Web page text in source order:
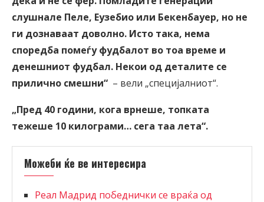
слушнале Пеле, Еузебио или Бекенбауер, но не
ги дознаваат доволно. Исто така, нема
споредба помеѓу фудбалот во тоа време и
денешниот фудбал. Некои од деталите се
прилично смешни“ – вели „специјалниот“.
„Пред 40 години, кога врнеше, топката
тежеше 10 килограми… сега таа лета“.
Можеби ќе ве интересира
Реал Мадрид победнички се враќа од